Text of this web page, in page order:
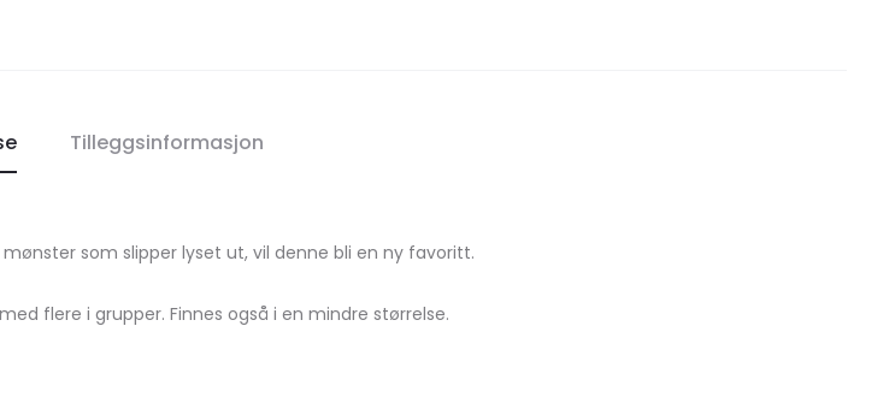
Tilleggsinformasjon
som slipper lyset ut, vil denne bli en ny favoritt.
flere i grupper. Finnes også i en mindre størrelse.